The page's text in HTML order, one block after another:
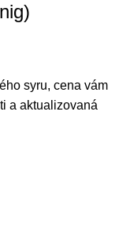
syru, cena vám
a aktualizovaná